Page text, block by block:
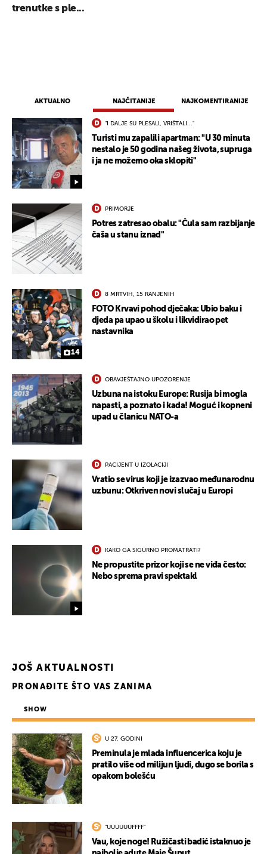
AKTUALNO NAJČITANIJE NAJKOMENTIRANIJE
"I DALJE SU PLESALI, VRIŠTALI..."
Turisti mu zapalili apartman: "U 30 minuta
nestalo je 50 godina našeg života, supruga
i ja ne možemo oka sklopiti"
PRIMORJE
Potres zatresao obalu: "Čula sam razbijanje
čaša u stanu iznad"
14
8 MRTVIH, 15 RANJENIH
FOTO Krvavi pohod dječaka: Ubio baku i
djeda pa upao u školu i likvidirao pet
nastavnika
OBAVJEŠTAJNO UPOZORENJE
Uzbuna na istoku Europe: Rusija bi mogla
napasti, a poznato i kada! Moguć i kopneni
upad u članicu NATO-a
PACIJENT U IZOLACIJI
Vratio se virus koji je izazvao međunarodnu
uzbunu: Otkriven novi slučaj u Europi
KAKO GA SIGURNO PROMATRATI?
Ne propustite prizor koji se ne viđa često:
Nebo sprema pravi spektakl
JOŠ AKTUALNOSTI
trenutke s ple...
PRONAĐITE ŠTO VAS ZANIMA
SHOW
U 27. GODINI
Preminula je mlada influencerica koju je
pratilo više od milijun ljudi, dugo se borila s
opakom bolešću
"UUUUUUFFFF"
Vau, koje noge! Ružičasti badić istaknuo je
UKLJUČITE NOTIFIKACIJE